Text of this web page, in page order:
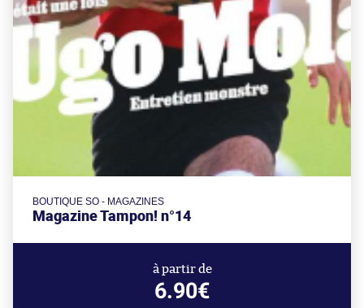
BOUTIQUE SO - MAGAZINES
Magazine Tampon! n°14
à partir de
6.90€